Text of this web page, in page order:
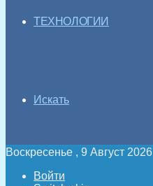
ТЕХНОЛОГИИ
Искать
Воскресенье , 9 Август 2026
Войти